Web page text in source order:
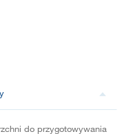
do przygotowywania